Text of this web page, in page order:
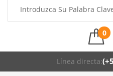
0
Línea directa: